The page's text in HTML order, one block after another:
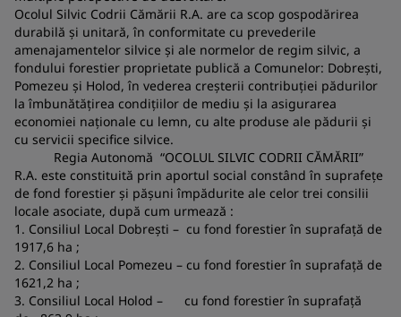
Ocolul Silvic Codrii Cămării R.A. are ca scop gospodărirea
durabilă şi unitară, în conformitate cu prevederile
amenajamentelor silvice şi ale normelor de regim silvic, a
fondului forestier proprietate publică a Comunelor: Dobreşti,
Pomezeu şi Holod, în vederea creşterii contribuţiei pădurilor
la îmbunătăţirea condiţiilor de mediu şi la asigurarea
economiei naţionale cu lemn, cu alte produse ale pădurii şi
cu servicii specifice silvice.
Regia Autonomă “OCOLUL SILVIC CODRII CĂMĂRII”
R.A. este constituită prin aportul social constând în suprafeţe
de fond forestier şi păşuni împădurite ale celor trei consilii
locale asociate, după cum urmează :
1. Consiliul Local Dobreşti – cu fond forestier în suprafaţă de
1917,6 ha ;
2. Consiliul Local Pomezeu – cu fond forestier în suprafaţă de
1621,2 ha ;
3. Consiliul Local Holod – cu fond forestier în suprafaţă